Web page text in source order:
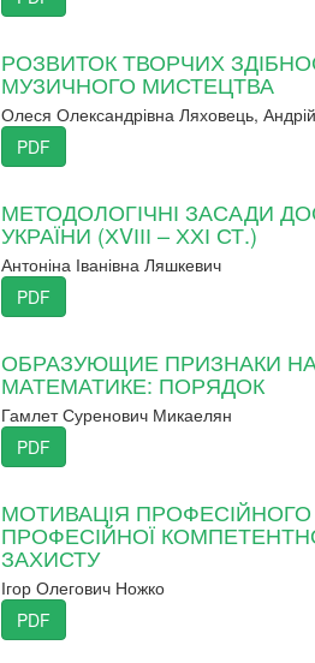
РОЗВИТОК ТВОРЧИХ
МУЗИЧНОГО МИСТЕЦТВА
Олеся Олександрівна Ляховець,
PDF
МЕТОДОЛОГІЧНІ ЗАСАДИ
УКРАЇНИ (ХVІІІ – ХХІ СТ.)
Антоніна Іванівна Ляшкевич
PDF
ОБРАЗУЮЩИЕ ПРИЗНАКИ
МАТЕМАТИКЕ: ПОРЯДОК
Гамлет Суренович Микаелян
PDF
МОТИВАЦІЯ
ПРОФЕСІЙНОЇ
ЗАХИСТУ
Ігор Олегович Ножко
PDF